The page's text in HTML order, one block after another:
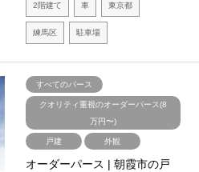
2階建て 車 東京都
練馬区 駐車場
すべてのパース
クオリティ重視のオーダーパース(8
万円〜)
戸建 外観
オーダーパース | 朝霞市の戸